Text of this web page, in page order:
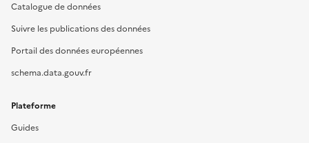
Catalogue de données
Suivre les publications des données
Portail des données européennes
schema.data.gouv.fr
Plateforme
Guides